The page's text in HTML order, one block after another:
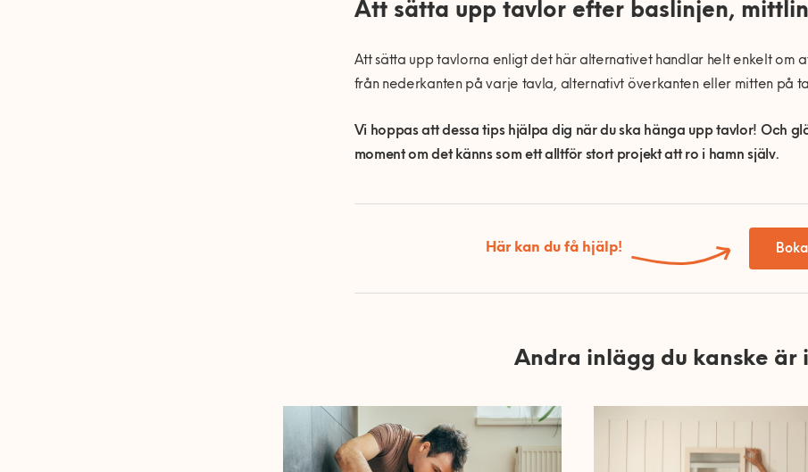
Att sätta upp tavlor efter baslinjen,
Att sätta upp tavlorna enligt det här alternativet handlar helt enkelt
från nederkanten på varje tavla, alternativt överkanten eller mitten på
Vi hoppas att dessa tips hjälpa dig när du ska hänga upp tavlor! Och
moment om det känns som ett alltför stort projekt att ro i hamn själv.
Här kan du få hjälp!
Andra inlägg du kanske är